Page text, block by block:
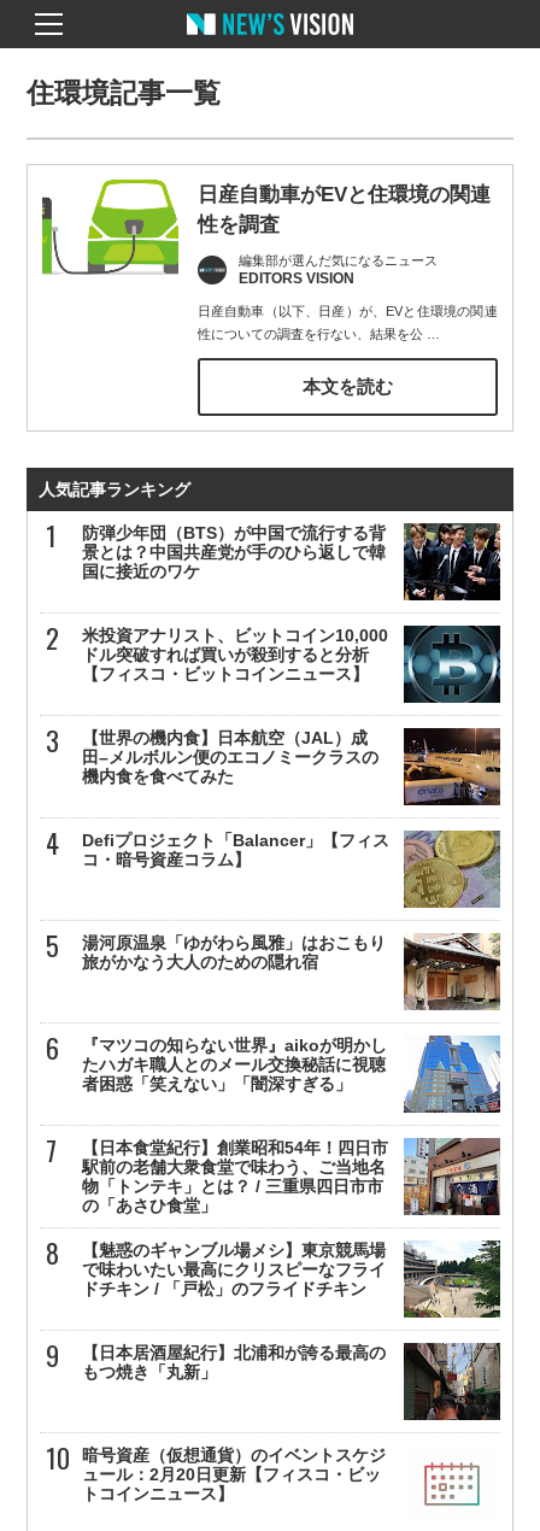
住環境記事一覧
日産自動車がEVと住環境の関連
性を調査
編集部が選んだ気になるニュース
EDITORS VISION
日産自動車（以下、日産）が、EVと住環境の関連
性についての調査を行ない、結果を公…
本文を読む
人気記事ランキング
防弾少年団（BTS）が中国で流行する背
景とは？中国共産党が手のひら返しで韓
国に接近のワケ
米投資アナリスト、ビットコイン10,000
ドル突破すれば買いが殺到すると分析
【フィスコ・ビットコインニュース】
【世界の機内食】日本航空（JAL）成
田–メルボルン便のエコノミークラスの
機内食を食べてみた
Defiプロジェクト「Balancer」【フィス
コ・暗号資産コラム】
湯河原温泉「ゆがわら風雅」はおこもり
旅がかなう大人のための隠れ宿
『マツコの知らない世界』aikoが明かし
たハガキ職人とのメール交換秘話に視聴
者困惑「笑えない」「闇深すぎる」
【日本食堂紀行】創業昭和54年！四日市
駅前の老舗大衆食堂で味わう、ご当地名
物「トンテキ」とは？ / 三重県四日市市
の「あさひ食堂」
【魅惑のギャンブル場メシ】東京競馬場
で味わいたい最高にクリスピーなフライ
ドチキン / 「戸松」のフライドチキン
【日本居酒屋紀行】北浦和が誇る最高の
もつ焼き「丸新」
暗号資産（仮想通貨）のイベントスケジ
ュール：2月20日更新【フィスコ・ビッ
トコインニュース】